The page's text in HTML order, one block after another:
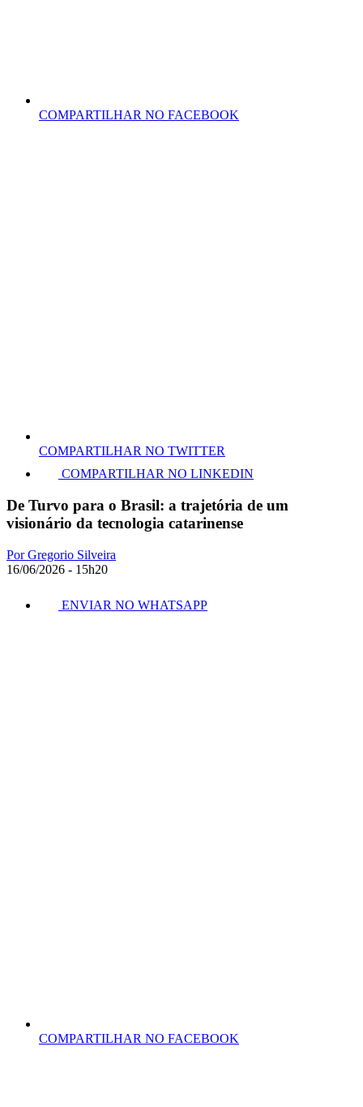
COMPARTILHAR NO FACEBOOK
COMPARTILHAR NO TWITTER
COMPARTILHAR NO LINKEDIN
De Turvo para o Brasil: a trajetória de um
visionário da tecnologia catarinense
Por Gregorio Silveira
16/06/2026 - 15h20
ENVIAR NO WHATSAPP
COMPARTILHAR NO FACEBOOK